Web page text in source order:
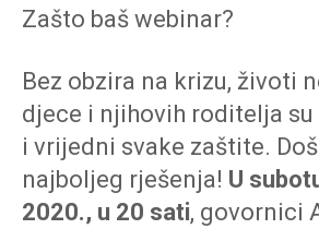
Zašto baš webinar?
Bez obzira na krizu, životi
djece i njihovih roditelja
i vrijedni svake zaštite.
najboljeg rješenja! U
2020., u 20 sati, govornici